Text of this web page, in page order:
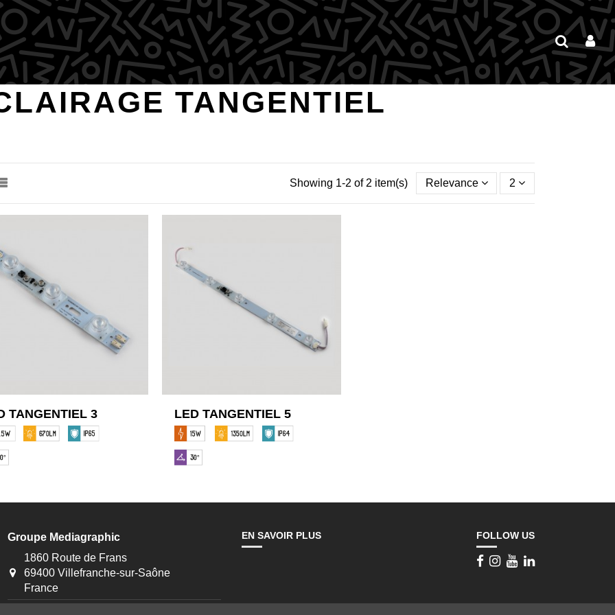
TANGENTIEL
Showing 1-2 of 2 item(s) Relevance 2
TANGENTIEL 3 LED TANGENTIEL 5
Groupe Mediagraphic
1860 Route de Frans
69400 Villefranche-sur-Saône
France
EN SAVOIR PLUS FOLLOW US